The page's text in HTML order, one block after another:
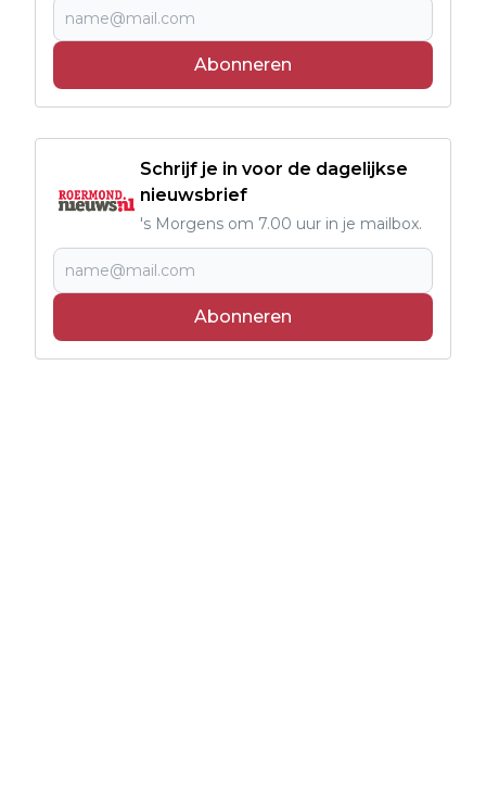
Abonneren
Schrijf je in voor de dagelijkse
nieuwsbrief
's Morgens om 7.00 uur in je mailbox.
Abonneren